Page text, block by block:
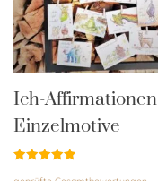
Ich-Affirmationen
Einzelmotive